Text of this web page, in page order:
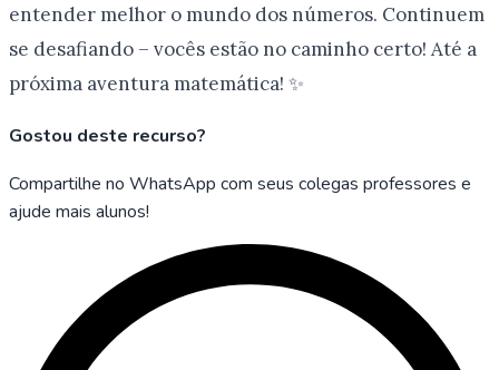
entender melhor o mundo dos números. Continuem
se desafiando – vocês estão no caminho certo! Até a
próxima aventura matemática! ✨
Gostou deste recurso?
Compartilhe no WhatsApp com seus colegas professores e
ajude mais alunos!